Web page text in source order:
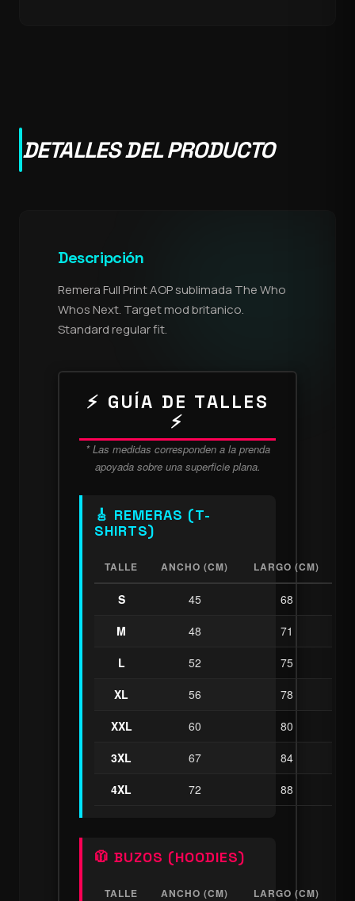
DETALLES DEL PRODUCTO
Descripción
Remera Full Print AOP sublimada The Who
Whos Next. Target mod britanico.
Standard regular fit.
⚡ GUÍA DE TALLES
⚡
* Las medidas corresponden a la prenda
apoyada sobre una superficie plana.
🎸 REMERAS (T-
SHIRTS)
TALLE ANCHO (CM) LARGO (CM)
S 45
68
M
48
71
L
52
75
XL
56
78
XXL
60
80
3XL
67
84
4XL
72 88
🧥 BUZOS (HOODIES)
TALLE ANCHO (CM) LARGO (CM)